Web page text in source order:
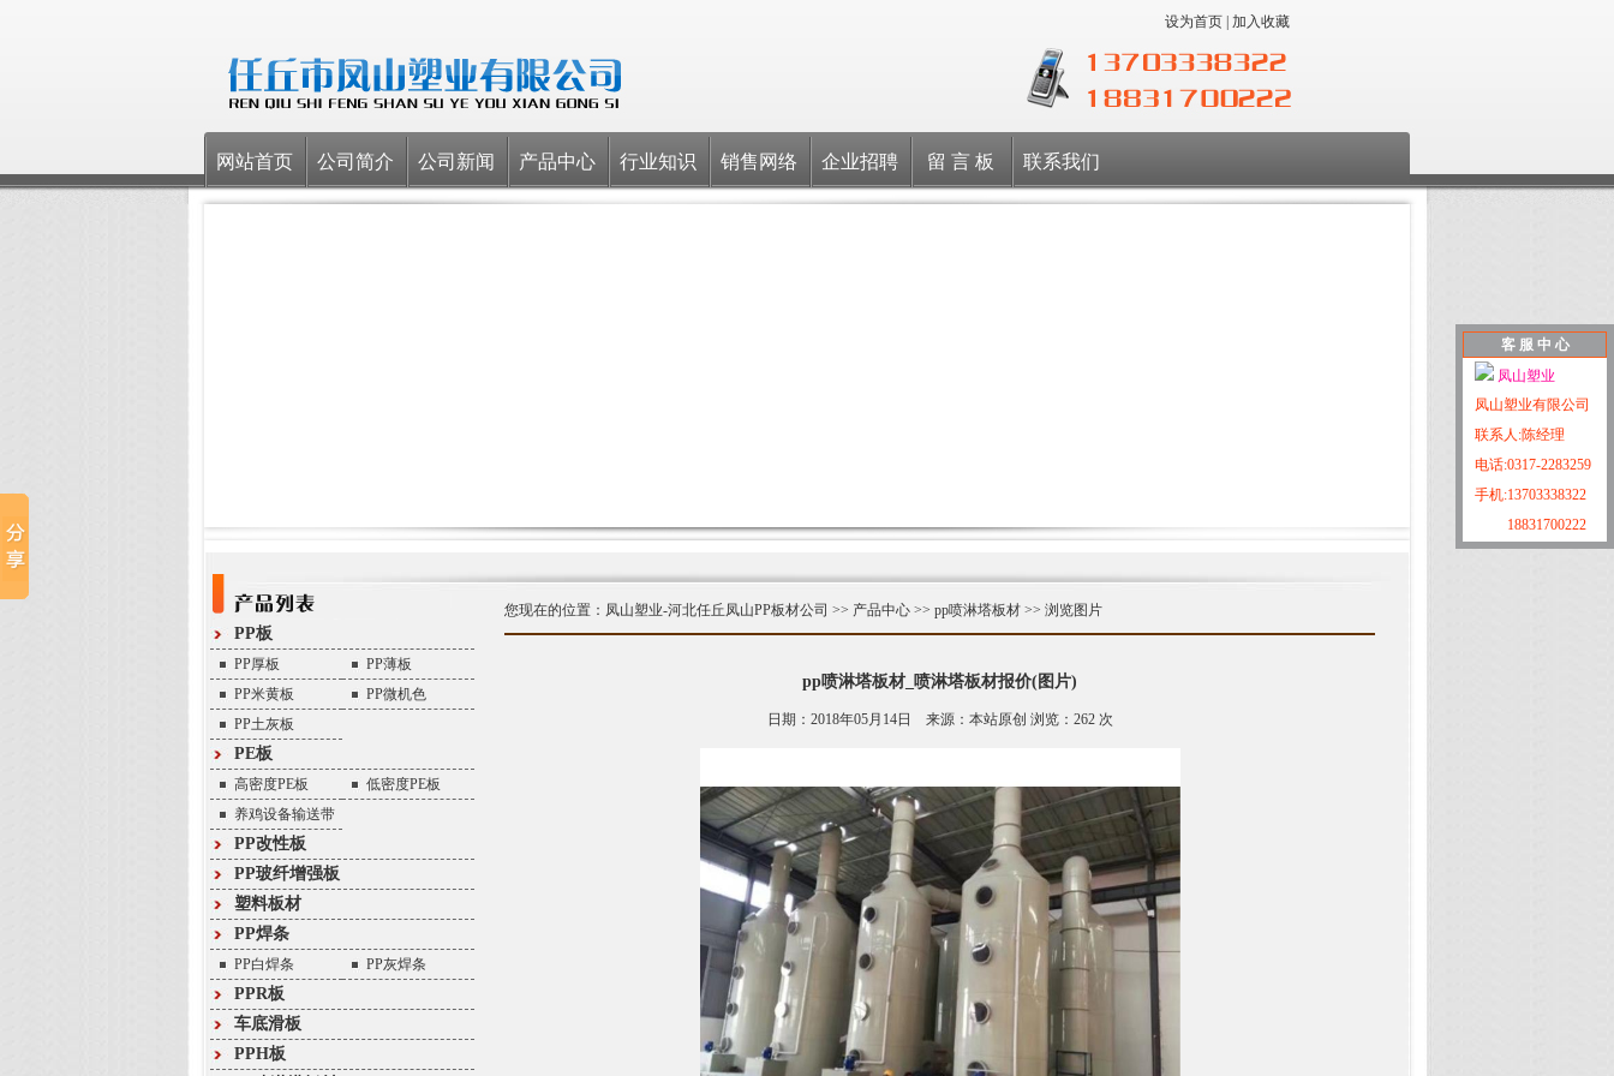
客 服 中 心
凤山塑业
凤山塑业有限公司
联系人:陈经理
电话:0317-2283259
手机:13703338322
18831700222
设为首页 加入收藏
网站首页 公司简介 公司新闻 产品中心 行业知识 销售网络 企业招聘 留 言 板 联系我们
PP板
PP厚板
PP薄板
PP米黄板
PP微机色
PP土灰板
PE板
高密度PE板
低密度PE板
养鸡设备输送带
PP改性板
PP玻纤增强板
塑料板材
PP焊条
PP白焊条 PP灰焊条
PPR板
车底滑板
PPH板
您现在的位置： 凤山塑业-河北任丘凤山PP板材公司 >> 产品中心 >> pp喷淋塔板材 >> 浏览图片
pp喷淋塔板材_喷淋塔板材报价(图片)
日期：2018年05月14日 来源：本站原创 浏览： 262 次